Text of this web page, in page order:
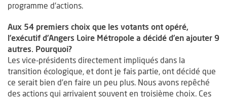
programme d’actions.
Aux 54 premiers choix que les votants ont opéré,
l’exécutif d’Angers Loire Métropole a décidé d’en ajouter 9
autres. Pourquoi?
Les vice-présidents directement impliqués dans la
transition écologique, et dont je fais partie, ont décidé que
ce serait bien d’en faire un peu plus. Nous avons repêché
des actions qui arrivaient souvent en troisième choix. Ces